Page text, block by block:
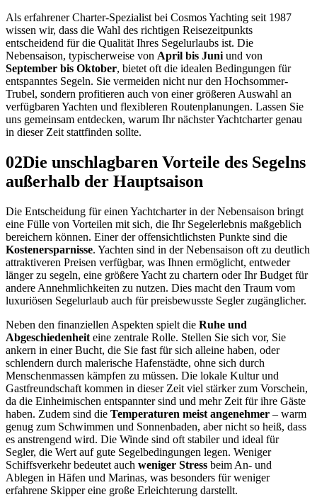
Als erfahrener Charter-Spezialist bei Cosmos Yachting seit 1987
wissen wir, dass die Wahl des richtigen Reisezeitpunkts
entscheidend für die Qualität Ihres Segelurlaubs ist. Die
Nebensaison, typischerweise von April bis Juni und von
September bis Oktober, bietet oft die idealen Bedingungen für
entspanntes Segeln. Sie vermeiden nicht nur den Hochsommer-
Trubel, sondern profitieren auch von einer größeren Auswahl an
verfügbaren Yachten und flexibleren Routenplanungen. Lassen Sie
uns gemeinsam entdecken, warum Ihr nächster Yachtcharter genau
in dieser Zeit stattfinden sollte.
02Die unschlagbaren Vorteile des Segelns
außerhalb der Hauptsaison
Die Entscheidung für einen Yachtcharter in der Nebensaison bringt
eine Fülle von Vorteilen mit sich, die Ihr Segelerlebnis maßgeblich
bereichern können. Einer der offensichtlichsten Punkte sind die
Kostenersparnisse. Yachten sind in der Nebensaison oft zu deutlich
attraktiveren Preisen verfügbar, was Ihnen ermöglicht, entweder
länger zu segeln, eine größere Yacht zu chartern oder Ihr Budget für
andere Annehmlichkeiten zu nutzen. Dies macht den Traum vom
luxuriösen Segelurlaub auch für preisbewusste Segler zugänglicher.
Neben den finanziellen Aspekten spielt die Ruhe und
Abgeschiedenheit eine zentrale Rolle. Stellen Sie sich vor, Sie
ankern in einer Bucht, die Sie fast für sich alleine haben, oder
schlendern durch malerische Hafenstädte, ohne sich durch
Menschenmassen kämpfen zu müssen. Die lokale Kultur und
Gastfreundschaft kommen in dieser Zeit viel stärker zum Vorschein,
da die Einheimischen entspannter sind und mehr Zeit für ihre Gäste
haben. Zudem sind die Temperaturen meist angenehmer – warm
genug zum Schwimmen und Sonnenbaden, aber nicht so heiß, dass
es anstrengend wird. Die Winde sind oft stabiler und ideal für
Segler, die Wert auf gute Segelbedingungen legen. Weniger
Schiffsverkehr bedeutet auch weniger Stress beim An- und
Ablegen in Häfen und Marinas, was besonders für weniger
erfahrene Skipper eine große Erleichterung darstellt.